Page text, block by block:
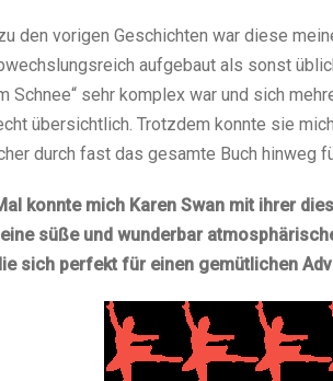
den vorigen Geschichten war diese
aufgebaut als sonst
Schnee“ sehr komplex war und sich
übersichtlich. Trotzdem konnte sie
durch fast das gesamte Buch hinweg
konnte mich Karen Swan mit ihrer
süße und wunderbar
sich perfekt für einen gemütlichen